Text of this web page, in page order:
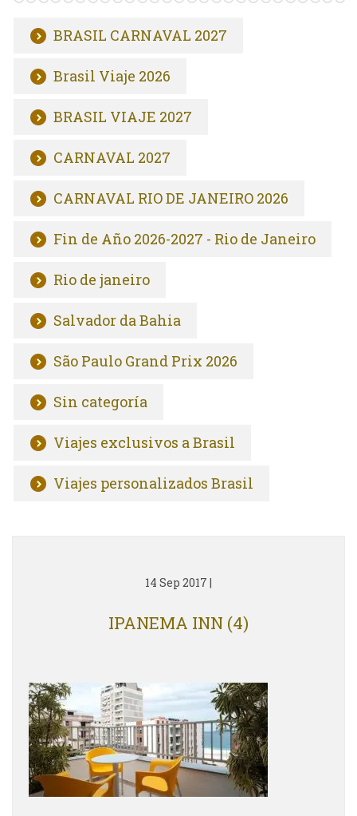
BRASIL CARNAVAL 2027
Brasil Viaje 2026
BRASIL VIAJE 2027
CARNAVAL 2027
CARNAVAL RIO DE JANEIRO 2026
Fin de Año 2026-2027 - Rio de Janeiro
Rio de janeiro
Salvador da Bahia
São Paulo Grand Prix 2026
Sin categoría
Viajes exclusivos a Brasil
Viajes personalizados Brasil
14 Sep 2017 |
IPANEMA INN (4)